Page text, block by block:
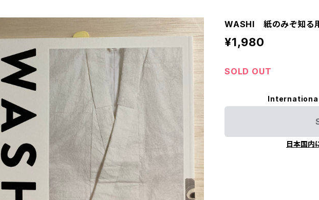
WASHI 紙のみぞ知る
¥1,980
SOLD OUT
日本国内